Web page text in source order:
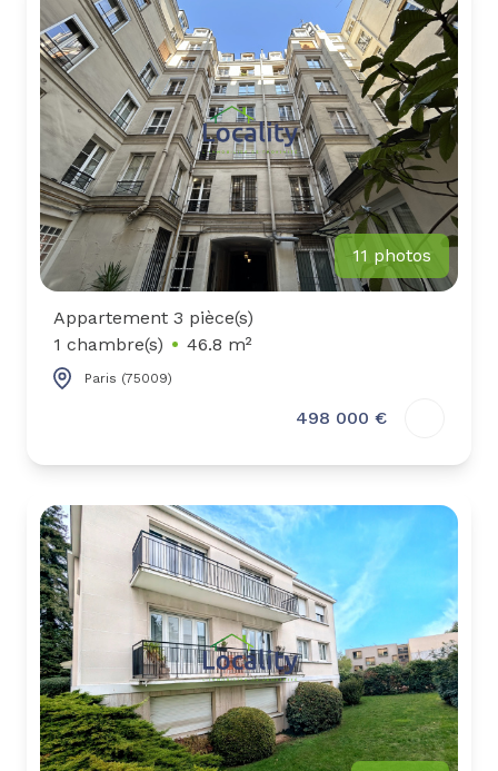
biens
vendus
contact
11 photos
Appartement 3 pièce(s)
1 chambre(s)
46.8 m²
Paris (75009)
498 000 €